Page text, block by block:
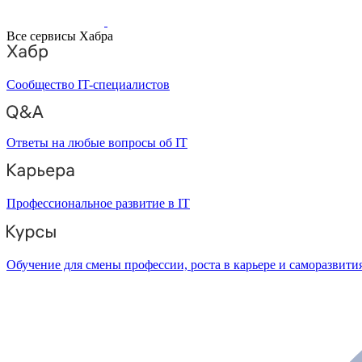
Все сервисы Хабра
Сообщество IT-специалистов
Ответы на любые вопросы об IT
Профессиональное развитие в IT
Обучение для смены профессии, роста в карьере и